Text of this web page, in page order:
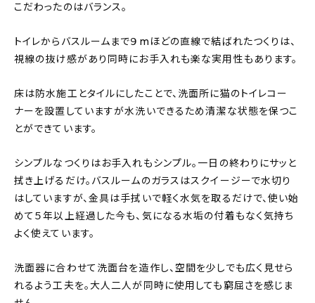
こだわったのはバランス。
トイレからバスルームまで９mほどの直線で結ばれたつくりは、
視線の抜け感があり同時にお手入れも楽な実用性もあります。
床は防水施工とタイルにしたことで、洗面所に猫のトイレコー
ナーを設置していますが水洗いできるため清潔な状態を保つこ
とができています。
シンプルなつくりはお手入れもシンプル。一日の終わりにサッと
拭き上げるだけ。バスルームのガラスはスクイージーで水切り
はしていますが、金具は手拭いで軽く水気を取るだけで、使い始
めて５年以上経過した今も、気になる水垢の付着もなく気持ち
よく使えています。
洗面器に合わせて洗面台を造作し、空間を少しでも広く見せら
れるよう工夫を。大人二人が同時に使用しても窮屈さを感じま